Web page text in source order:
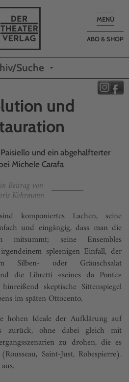
Toggle
MENÜ
ABO & SHOP
Suche
und
und ein abgehalfterter
Michele Carafa
Beitrag von
Kehrmann
komponiertes Lachen, seine
und eingängig, dass man die
mitsummt; seine Ensembles
spleenigen Einfall, der
Silben- oder Gräuschsalat
die Libretti «seines da Ponte»
skeptische Sittenspiegel
im späten Ottocento.
hohen Ideale der Aufklärung auf
zurück, ohne dabei gleich mit
zu drohen, die es
Saint-Just, Robespierre).